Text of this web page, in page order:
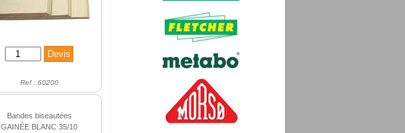
Ref : 60200
Bandes biseautées
GAINÉE BLANC 35/10